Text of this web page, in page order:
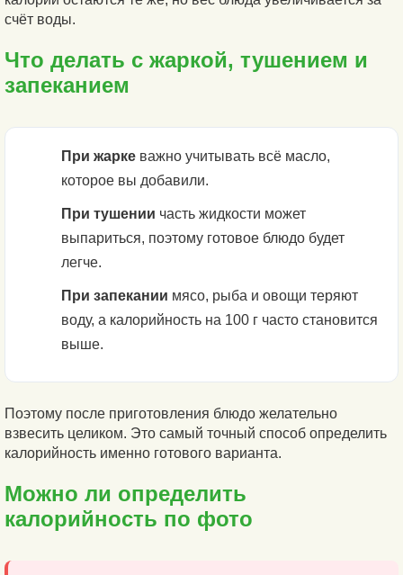
счёт воды.
Что делать с жаркой, тушением и
запеканием
При жарке важно учитывать всё масло,
которое вы добавили.
При тушении часть жидкости может
выпариться, поэтому готовое блюдо будет
легче.
При запекании мясо, рыба и овощи теряют
воду, а калорийность на 100 г часто становится
выше.
Поэтому после приготовления блюдо желательно
взвесить целиком. Это самый точный способ определить
калорийность именно готового варианта.
Можно ли определить
калорийность по фото